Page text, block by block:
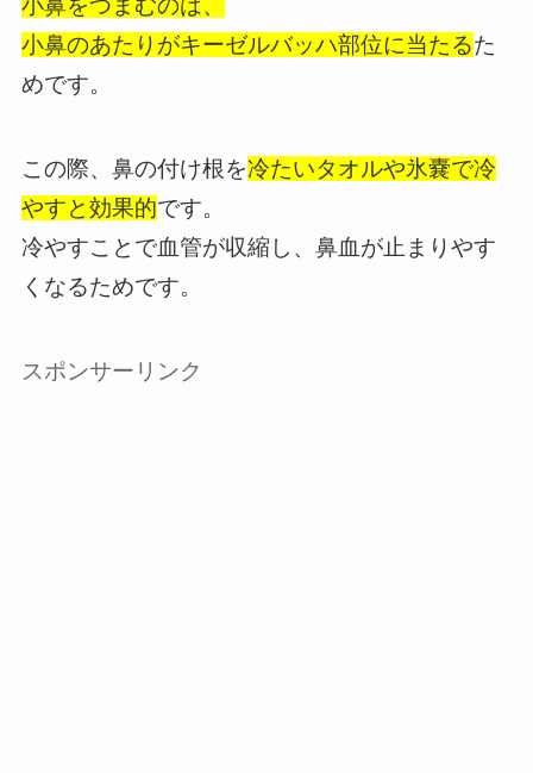
小鼻をつまむのは、
小鼻のあたりがキーゼルバッハ部位に当たるた
めです。
この際、鼻の付け根を冷たいタオルや氷嚢で冷
やすと効果的です。
冷やすことで血管が収縮し、鼻血が止まりやす
くなるためです。
スポンサーリンク